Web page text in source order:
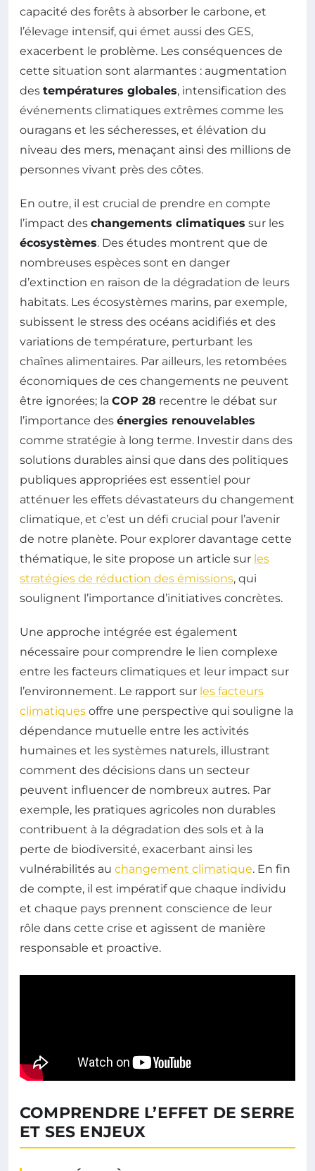
capacité des forêts à absorber le carbone, et
l’élevage intensif, qui émet aussi des GES,
exacerbent le problème. Les conséquences de
cette situation sont alarmantes : augmentation
des températures globales, intensification des
événements climatiques extrêmes comme les
ouragans et les sécheresses, et élévation du
niveau des mers, menaçant ainsi des millions de
personnes vivant près des côtes.
En outre, il est crucial de prendre en compte
l’impact des changements climatiques sur les
écosystèmes. Des études montrent que de
nombreuses espèces sont en danger
d’extinction en raison de la dégradation de leurs
habitats. Les écosystèmes marins, par exemple,
subissent le stress des océans acidifiés et des
variations de température, perturbant les
chaînes alimentaires. Par ailleurs, les retombées
économiques de ces changements ne peuvent
être ignorées; la COP 28 recentre le débat sur
l’importance des énergies renouvelables
comme stratégie à long terme. Investir dans des
solutions durables ainsi que dans des politiques
publiques appropriées est essentiel pour
atténuer les effets dévastateurs du changement
climatique, et c’est un défi crucial pour l’avenir
de notre planète. Pour explorer davantage cette
thématique, le site propose un article sur les
stratégies de réduction des émissions, qui
soulignent l’importance d’initiatives concrètes.
Une approche intégrée est également
nécessaire pour comprendre le lien complexe
entre les facteurs climatiques et leur impact sur
l’environnement. Le rapport sur les facteurs
climatiques offre une perspective qui souligne la
dépendance mutuelle entre les activités
humaines et les systèmes naturels, illustrant
comment des décisions dans un secteur
peuvent influencer de nombreux autres. Par
exemple, les pratiques agricoles non durables
contribuent à la dégradation des sols et à la
perte de biodiversité, exacerbant ainsi les
vulnérabilités au changement climatique. En fin
de compte, il est impératif que chaque individu
et chaque pays prennent conscience de leur
rôle dans cette crise et agissent de manière
responsable et proactive.
COMPRENDRE L’EFFET DE SERRE
ET SES ENJEUX